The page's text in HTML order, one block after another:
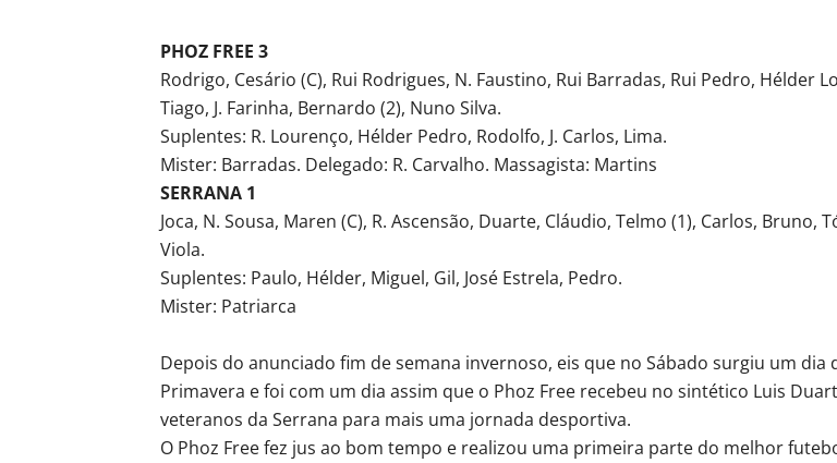
PHOZ FREE 3
Rodrigo, Cesário (C), Rui Rodrigues, N. Faustino, Rui Barradas, Rui Pedro, Hélder
Tiago, J. Farinha, Bernardo (2), Nuno Silva.
Suplentes: R. Lourenço, Hélder Pedro, Rodolfo, J. Carlos, Lima.
Mister: Barradas. Delegado: R. Carvalho. Massagista: Martins
SERRANA 1
Joca, N. Sousa, Maren (C), R. Ascensão, Duarte, Cláudio, Telmo (1), Carlos, Bruno,
Viola.
Suplentes: Paulo, Hélder, Miguel, Gil, José Estrela, Pedro.
Mister: Patriarca
Depois do anunciado fim de semana invernoso, eis que no Sábado surgiu um dia
Primavera e foi com um dia assim que o Phoz Free recebeu no sintético Luis
veteranos da Serrana para mais uma jornada desportiva.
O Phoz Free fez jus ao bom tempo e realizou uma primeira parte do melhor